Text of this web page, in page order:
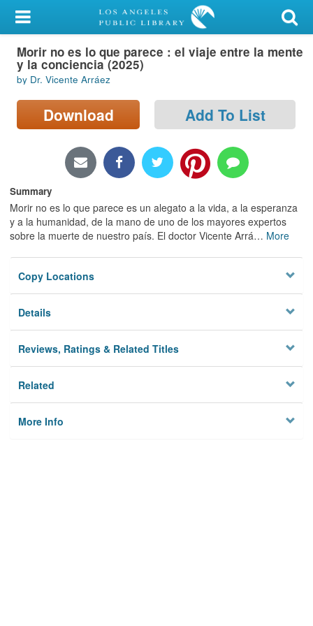
My Account
Library Card
Sign In
Search
Locations/Hours (external
Privacy
Morir no es lo que parece : el viaje entre la mente
y la conciencia (2025)
by Dr. Vicente Arráez
Download Add To List
Summary
Morir no es lo que parece es un alegato a la vida, a la esperanza
y a la humanidad, de la mano de uno de los mayores expertos
sobre la muerte de nuestro país. El doctor Vicente Arrá… More
Copy Locations
Details
Reviews, Ratings & Related Titles
Related
More Info